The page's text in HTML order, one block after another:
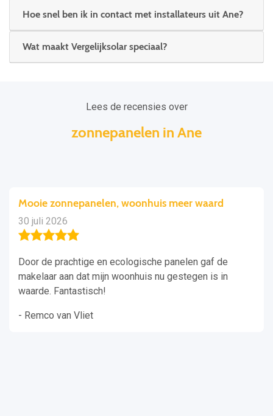
Hoe snel ben ik in contact met installateurs uit Ane?
Wat maakt Vergelijksolar speciaal?
Lees de recensies over
zonnepanelen in Ane
Mooie zonnepanelen, woonhuis meer waard
30 juli 2026
Door de prachtige en ecologische panelen gaf de
makelaar aan dat mijn woonhuis nu gestegen is in
waarde. Fantastisch!
- Remco van Vliet